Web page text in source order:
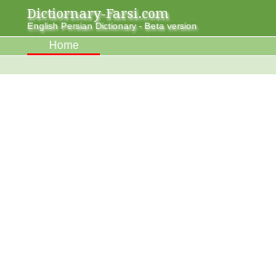
Dictiornary-Farsi.com
English Persian Dictionary - Beta version
Home